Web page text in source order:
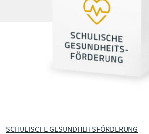
SCHULISCHE GESUNDHEITS­FÖRDERUNG